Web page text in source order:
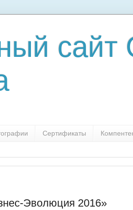
сайт
Сертификаты
Эволюция 2016»